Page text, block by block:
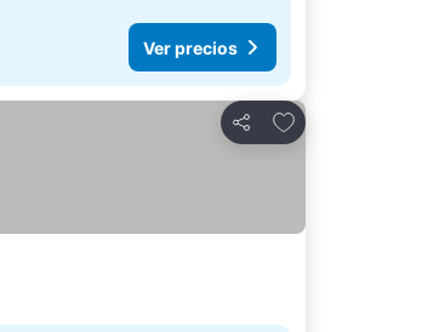
Ver precios
Compartir
Agregar a favoritos